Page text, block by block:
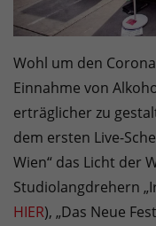
Wohl um den
Einnahme von
erträglicher zu
dem ersten Live-
Wien“ das Licht der
Studiolangdrehern
HIER), „Das Neue